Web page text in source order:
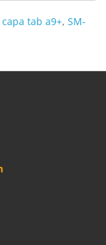
capa tab a9+, SM-